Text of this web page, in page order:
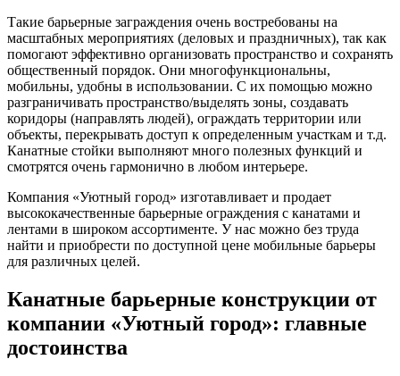
Такие барьерные заграждения очень востребованы на
масштабных мероприятиях (деловых и праздничных), так как
помогают эффективно организовать пространство и сохранять
общественный порядок. Они многофункциональны,
мобильны, удобны в использовании. С их помощью можно
разграничивать пространство/выделять зоны, создавать
коридоры (направлять людей), ограждать территории или
объекты, перекрывать доступ к определенным участкам и т.д.
Канатные стойки выполняют много полезных функций и
смотрятся очень гармонично в любом интерьере.
Компания «Уютный город» изготавливает и продает
высококачественные барьерные ограждения с канатами и
лентами в широком ассортименте. У нас можно без труда
найти и приобрести по доступной цене мобильные барьеры
для различных целей.
Канатные барьерные конструкции от
компании «Уютный город»: главные
достоинства